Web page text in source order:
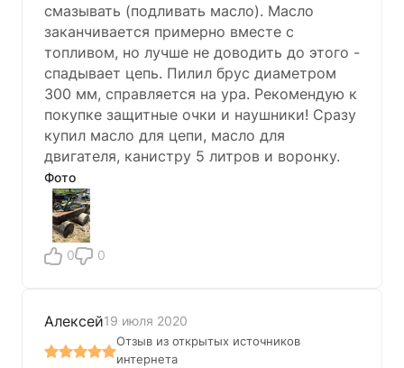
смазывать (подливать масло). Масло
заканчивается примерно вместе с
топливом, но лучше не доводить до этого -
спадывает цепь. Пилил брус диаметром
300 мм, справляется на ура. Рекомендую к
покупке защитные очки и наушники! Сразу
купил масло для цепи, масло для
двигателя, канистру 5 литров и воронку.
Фото
0 0
Алексей19 июля 2020
Отзыв из открытых источников
интернета